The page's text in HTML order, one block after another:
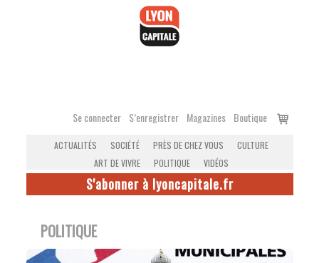
Se connecter S’enregistrer Magazines Boutique
Voir
ACTUALITÉS SOCIÉTÉ PRÈS DE CHEZ VOUS
CULTURE
ART DE VIVRE
POLITIQUE VIDÉOS
S'abonner à lyoncapitale.fr
POLITIQUE